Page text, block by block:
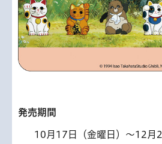
発売期間
10月17日（金曜日）～12月